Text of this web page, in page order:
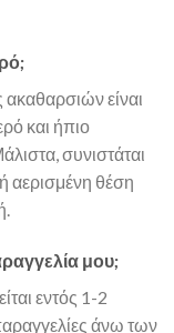
είναι
και ήπιο
συνιστάται
αερισμένη θέση
μου;
εντός 1-2
άνω των